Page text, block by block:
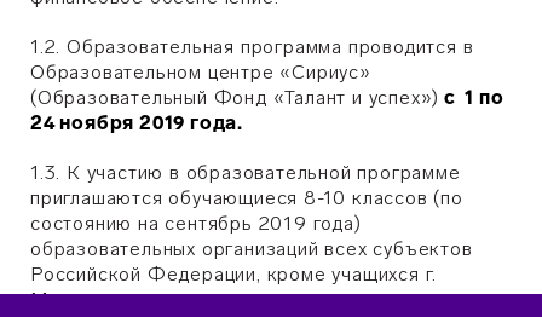
1.2. Образовательная программа проводится в
Образовательном центре «Сириус»
(Образовательный Фонд «Талант и успех») с 1 по
24 ноября 2019 года.
1.3. К участию в образовательной программе
приглашаются обучающиеся 8-10 классов (по
соcтоянию на сентябрь 2019 года)
образовательных организаций всех субъектов
Российской Федерации, кроме учащихся г.
Москвы.